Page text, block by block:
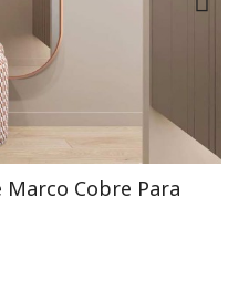
Marco Cobre Para